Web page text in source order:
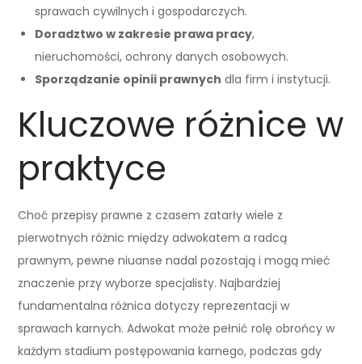
sprawach cywilnych i gospodarczych.
Doradztwo w zakresie prawa pracy,
nieruchomości, ochrony danych osobowych.
Sporządzanie opinii prawnych dla firm i instytucji.
Kluczowe różnice w
praktyce
Choć przepisy prawne z czasem zatarły wiele z
pierwotnych różnic między adwokatem a radcą
prawnym, pewne niuanse nadal pozostają i mogą mieć
znaczenie przy wyborze specjalisty. Najbardziej
fundamentalna różnica dotyczy reprezentacji w
sprawach karnych. Adwokat może pełnić rolę obrońcy w
każdym stadium postępowania karnego, podczas gdy